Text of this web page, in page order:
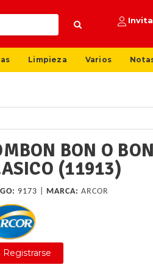
Limpieza Varios
BON O
(11913)
9173 | MARCA: ARCOR
Registrarse